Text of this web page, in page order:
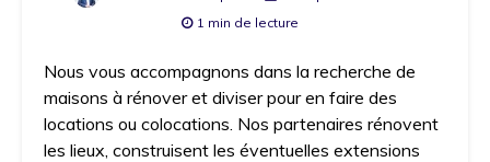
1 min de lecture
Nous vous accompagnons dans la recherche de
maisons à rénover et diviser pour en faire des
locations ou colocations. Nos partenaires rénovent
les lieux, construisent les éventuelles extensions